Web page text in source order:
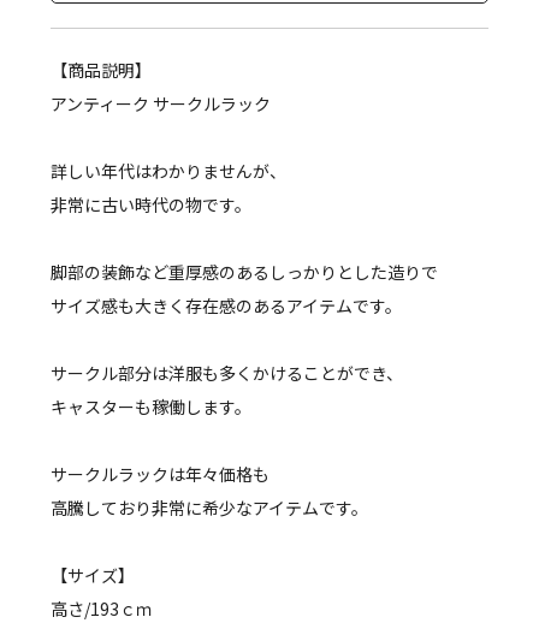
【商品説明】
アンティーク サークルラック
詳しい年代はわかりませんが、
非常に古い時代の物です。
脚部の装飾など重厚感のあるしっかりとした造りで
サイズ感も大きく存在感のあるアイテムです。
サークル部分は洋服も多くかけることができ、
キャスターも稼働します。
サークルラックは年々価格も
高騰しており非常に希少なアイテムです。
【サイズ】
高さ/193ｃｍ